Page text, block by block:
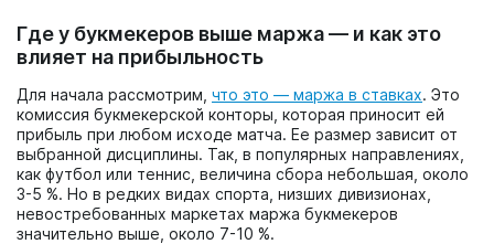
Где у букмекеров выше маржа — и как это
влияет на прибыльность
Для начала рассмотрим, что это — маржа в ставках. Это
комиссия букмекерской конторы, которая приносит ей
прибыль при любом исходе матча. Ее размер зависит от
выбранной дисциплины. Так, в популярных направлениях,
как футбол или теннис, величина сбора небольшая, около
3-5 %. Но в редких видах спорта, низших дивизионах,
невостребованных маркетах маржа букмекеров
значительно выше, около 7-10 %.